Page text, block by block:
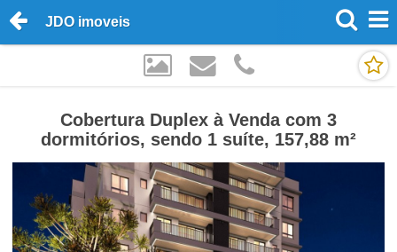
JDO imoveis
Cobertura Duplex à Venda com 3
dormitórios, sendo 1 suíte, 157,88 m²